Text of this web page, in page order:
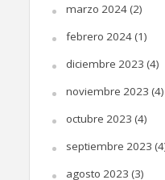
marzo 2024(2)
febrero 2024(1)
diciembre 2023 (4)
noviembre 2023 (4)
octubre 2023 (4)
septiembre 2023
agosto 2023 (3)